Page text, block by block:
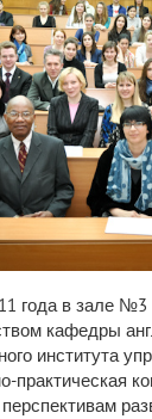
года в зале
кафедры
института
практическая